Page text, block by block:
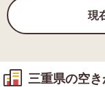
現
三重県の空